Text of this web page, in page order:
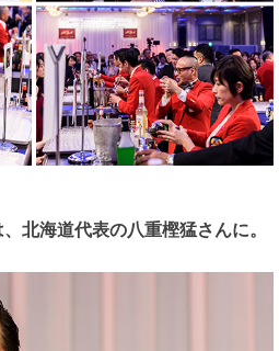
北海道代表の八重樫猛さんに。